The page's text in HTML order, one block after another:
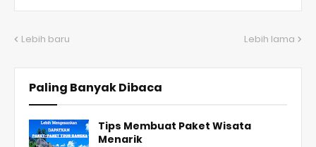
Lebih baru Lebih lama
Paling Banyak Dibaca
Tips Membuat Paket Wisata
Menarik